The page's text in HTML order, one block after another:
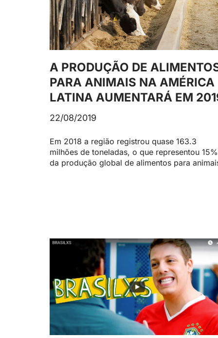
A PRODUÇÃO DE
PARA ANIMAIS NA AMÉRICA
LATINA AUMENTARÁ EM
22/08/2019
Em 2018 a região registrou quase 163.3
milhões de toneladas, o que representou 15%
da produção global de alimentos para